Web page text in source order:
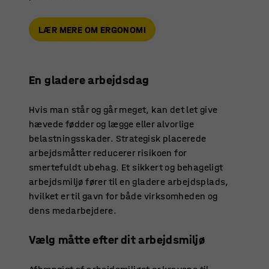
LÆR MERE OM ERGONOMI
En gladere arbejdsdag
Hvis man står og går meget, kan det let give
hævede fødder og lægge eller alvorlige
belastningsskader. Strategisk placerede
arbejdsmåtter reducerer risikoen for
smertefuldt ubehag. Et sikkert og behageligt
arbejdsmiljø fører til en gladere arbejdsplads,
hvilket er til gavn for både virksomheden og
dens medarbejdere.
Vælg måtte efter dit arbejdsmiljø